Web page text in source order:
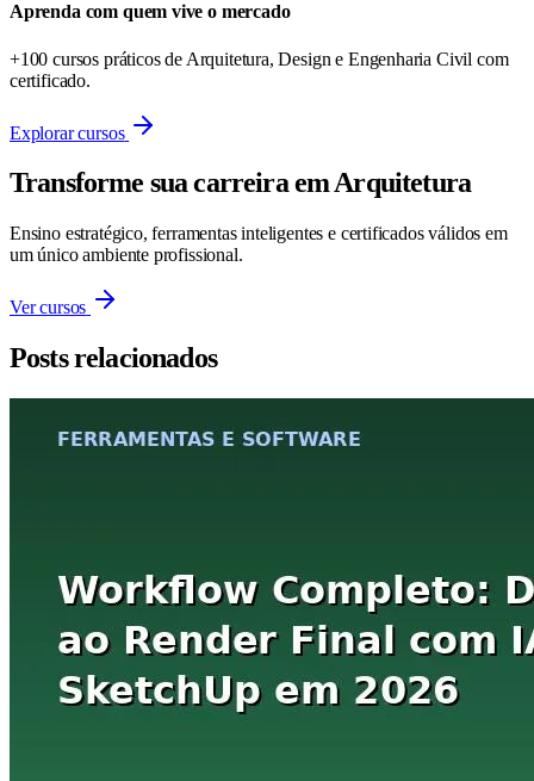
Aprenda com quem vive o mercado
+100 cursos práticos de Arquitetura, Design e Engenharia Civil com
certificado.
Explorar cursos
Transforme sua carreira em Arquitetura
Ensino estratégico, ferramentas inteligentes e certificados válidos em
um único ambiente profissional.
Ver cursos
Posts relacionados